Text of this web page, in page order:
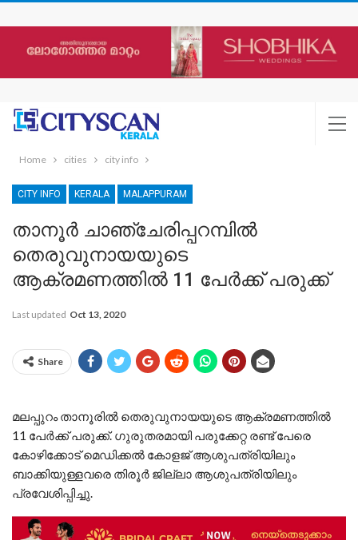
Home cities city info
CITY INFO KERALA MALAPPURAM
താനൂർ ചാഞ്ചേരിപ്പറമ്പിൽ
തെരുവുനായയുടെ
ആക്രമണത്തിൽ 11 പേർക്ക് പരുക്ക്
Last updated Oct 13, 2020
Share
മലപ്പുറം താനൂരിൽ തെരുവുനായയുടെ ആക്രമണത്തിൽ
11 പേർക്ക് പരുക്ക്. ഗുരുതരമായി പരുക്കേറ്റ രണ്ട് പേരെ
കോഴിക്കോട് മെഡിക്കൽ കോളജ് ആശുപത്രിയിലും
ബാക്കിയുള്ളവരെ തിരൂർ ജില്ലാ ആശുപത്രിയിലും
പ്രവേശിപ്പിച്ചു.